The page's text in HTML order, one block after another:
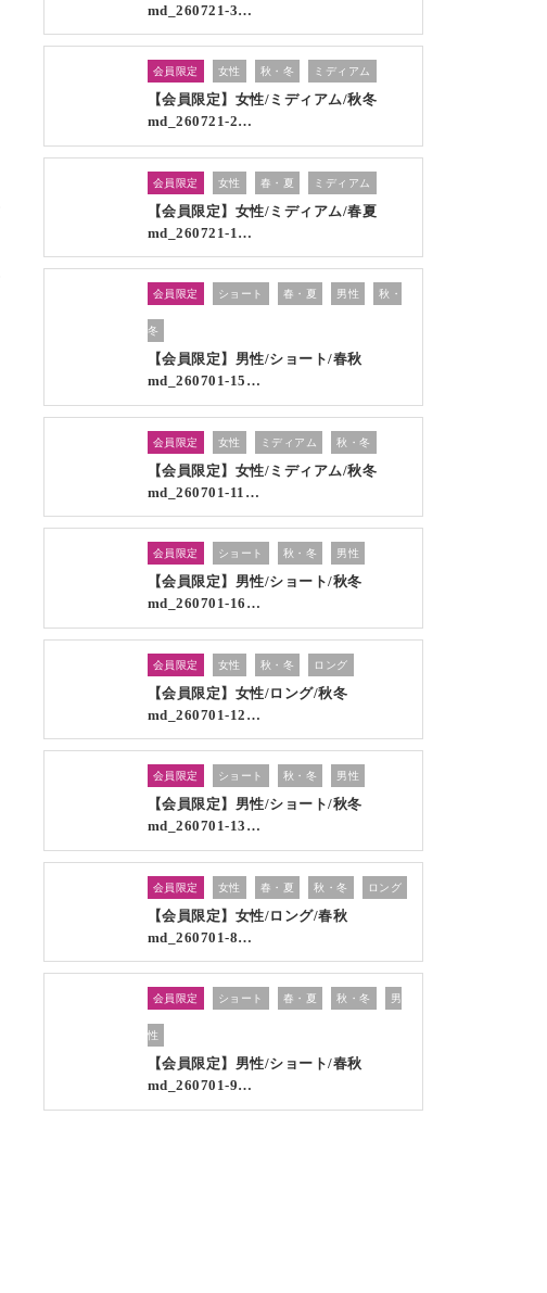
md_260721-3…
会員限定 女性 秋・冬 ミディアム
【会員限定】女性/ミディアム/秋冬
md_260721-2…
会員限定 女性 春・夏 ミディアム
【会員限定】女性/ミディアム/春夏
md_260721-1…
会員限定 ショート 春・夏 男性 秋・
冬
【会員限定】男性/ショート/春秋
md_260701-15…
会員限定 女性 ミディアム 秋・冬
【会員限定】女性/ミディアム/秋冬
md_260701-11…
会員限定 ショート 秋・冬 男性
【会員限定】男性/ショート/秋冬
md_260701-16…
会員限定 女性 秋・冬 ロング
【会員限定】女性/ロング/秋冬
md_260701-12…
会員限定 ショート 秋・冬 男性
【会員限定】男性/ショート/秋冬
md_260701-13…
会員限定 女性 春・夏 秋・冬 ロング
【会員限定】女性/ロング/春秋
md_260701-8…
会員限定 ショート 春・夏 秋・冬 男
性
【会員限定】男性/ショート/春秋
md_260701-9…